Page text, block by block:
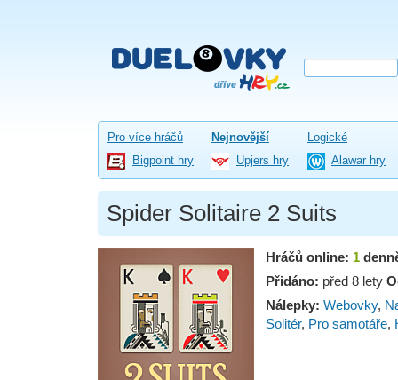
Pro více hráčů Nejnovější
Logické
Bigpoint hry
Upjers hry Alawar hry
Spider Solitaire 2 Suits
Hráčů online: 1
Přidáno: před 8 lety
Nálepky: Webovky,
Solitér, Pro samotáře,